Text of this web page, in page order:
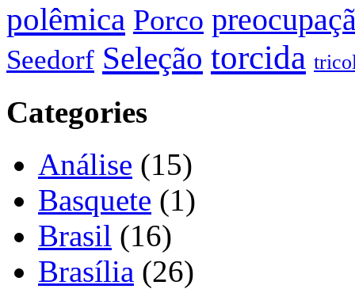
polêmica Porco
Seedorf Seleção torcida
Categories
Análise (15)
Basquete (1)
Brasil (16)
Brasília (26)